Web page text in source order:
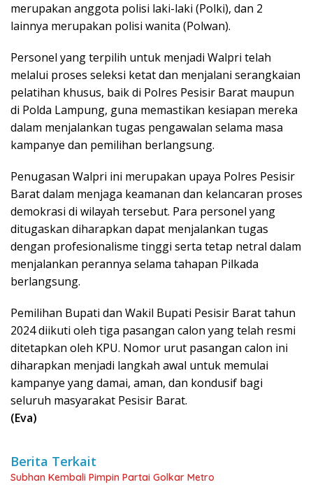
merupakan anggota polisi laki-laki (Polki), dan 2
lainnya merupakan polisi wanita (Polwan).
Personel yang terpilih untuk menjadi Walpri telah
melalui proses seleksi ketat dan menjalani serangkaian
pelatihan khusus, baik di Polres Pesisir Barat maupun
di Polda Lampung, guna memastikan kesiapan mereka
dalam menjalankan tugas pengawalan selama masa
kampanye dan pemilihan berlangsung.
Penugasan Walpri ini merupakan upaya Polres Pesisir
Barat dalam menjaga keamanan dan kelancaran proses
demokrasi di wilayah tersebut. Para personel yang
ditugaskan diharapkan dapat menjalankan tugas
dengan profesionalisme tinggi serta tetap netral dalam
menjalankan perannya selama tahapan Pilkada
berlangsung.
Pemilihan Bupati dan Wakil Bupati Pesisir Barat tahun
2024 diikuti oleh tiga pasangan calon yang telah resmi
ditetapkan oleh KPU. Nomor urut pasangan calon ini
diharapkan menjadi langkah awal untuk memulai
kampanye yang damai, aman, dan kondusif bagi
seluruh masyarakat Pesisir Barat.
(Eva)
Berita Terkait
Subhan Kembali Pimpin Partai Golkar Metro